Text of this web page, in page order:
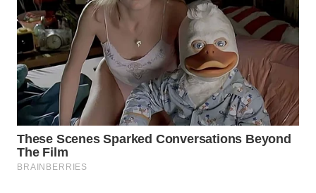
MADURA
WN
SURABAYA
WN
NATUNA
WN
BINTAN